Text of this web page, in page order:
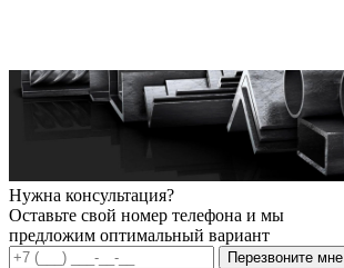
Нужна консультация?
Оставьте свой номер телефона и мы
предложим оптимальный вариант
Перезвоните мне